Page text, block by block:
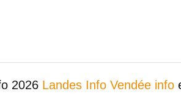
2026 Landes Info Vendée info